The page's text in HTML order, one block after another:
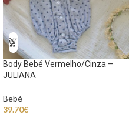
Body Bebé Vermelho/Cinza –
JULIANA
Bebé
39.70€